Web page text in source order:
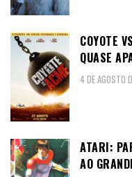
COYOTE
QUASE
4 DE AGOSTO
ATARI:
AO